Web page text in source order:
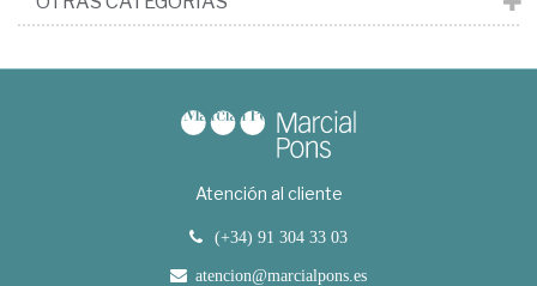
Atención al cliente
(+34) 91 304 33 03
atencion@marcialpons.es